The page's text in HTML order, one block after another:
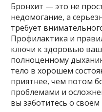
Бронхит — это не
недомогание, а
требует
Профилактика и
ключи к здоровью
полноценному
тело в хорошем
приятнее, чем потом
проблемами и
вы заботитесь о